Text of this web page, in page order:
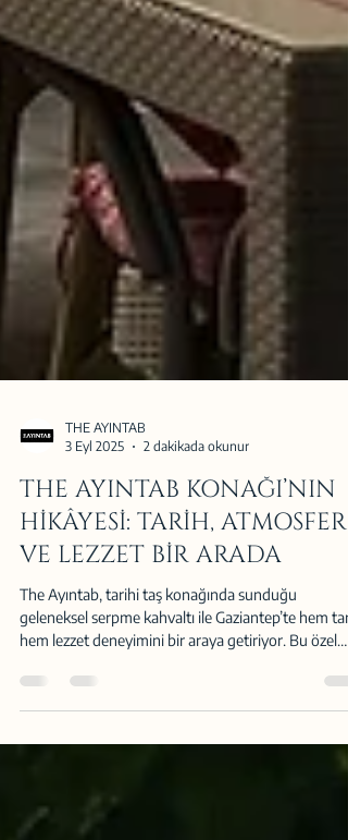
THE AYINTAB
3 Eyl 2025
2 dakikada okunur
THE AYINTAB KONAĞI’NIN
HİKÂYESİ: TARİH, ATMOSFER
VE LEZZET BİR ARADA
The Ayıntab, tarihi taş konağında sunduğu
hem lezzet deneyimini bir araya getiriyor. Bu özel
atmosferi keşfedin.